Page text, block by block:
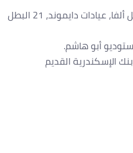
القاهرة: حي العجوزة، أمام معامل ألفا، عيادات دايموند، 21 البطل
أبو هاشم.
الإسكندرية القديم